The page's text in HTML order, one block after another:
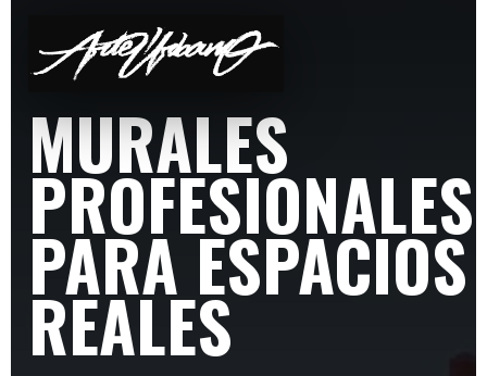
MURALES
PROFESIONALES
PARA ESPACIOS
REALES